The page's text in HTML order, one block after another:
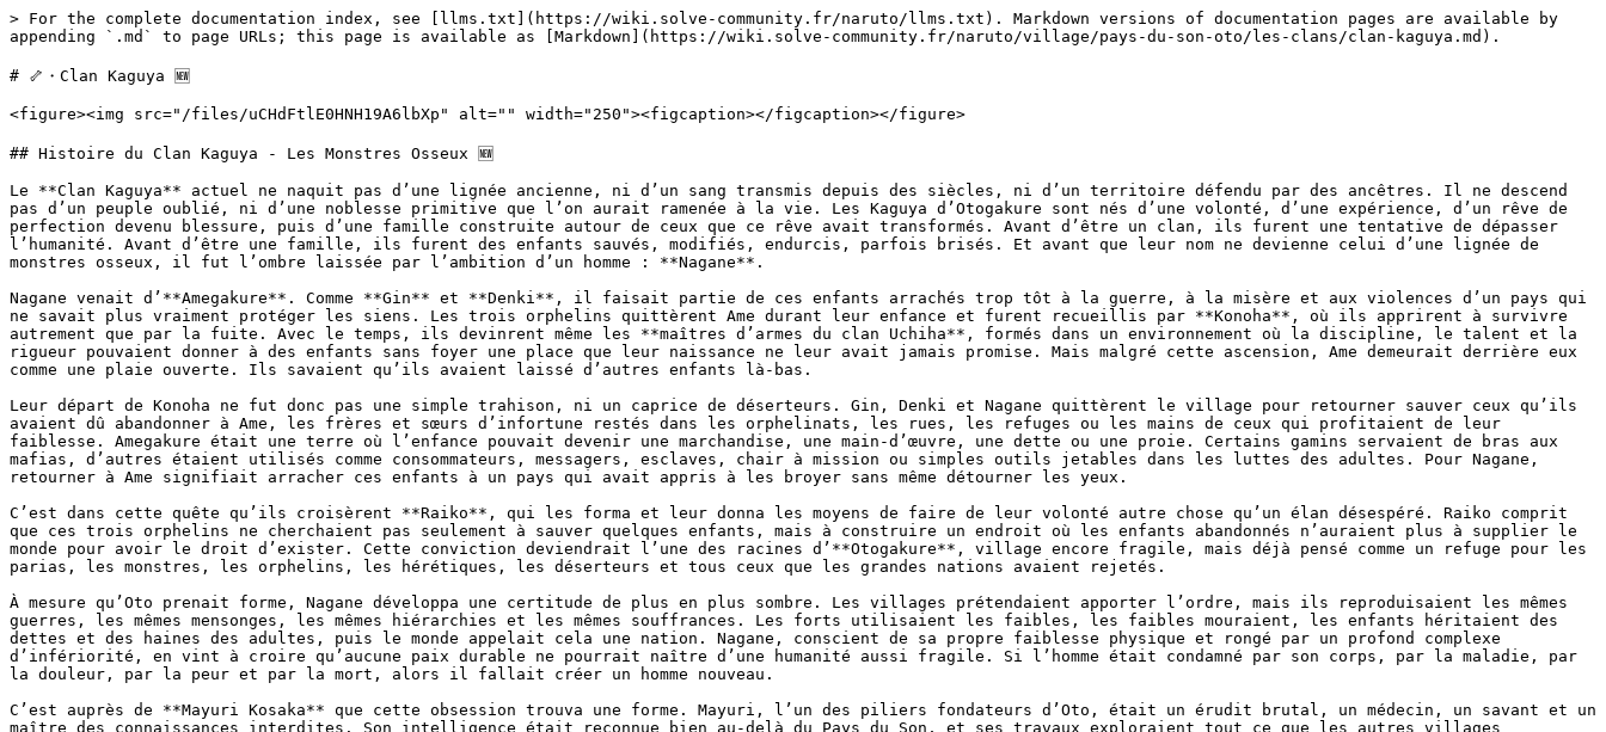
> For the complete documentation index, see [llms.txt](https://wiki.solve-community.fr/naruto/llms.txt). Markdown versions of documentation pages are available by appending `.md` to page URLs; this page is available as [Markdown](https://wiki.solve-community.fr/naruto/village/pays-du-son-oto/les-clans/clan-kaguya.md).

# 🦴・Clan Kaguya 🆕

<figure><img src="/files/uCHdFtlE0HNH19A6lbXp" alt="" width="250"><figcaption></figcaption></figure>

## Histoire du Clan Kaguya - Les Monstres Osseux 🆕

Le **Clan Kaguya** actuel ne naquit pas d’une lignée ancienne, ni d’un sang transmis depuis des siècles, ni d’un territoire défendu par des ancêtres. Il ne descend pas d’un peuple oublié, ni d’une noblesse primitive que l’on aurait ramenée à la vie. Les Kaguya d’Otogakure sont nés d’une volonté, d’une expérience, d’un rêve de perfection devenu blessure, puis d’une famille construite autour de ceux que ce rêve avait transformés. Avant d’être un clan, ils furent une tentative de dépasser l’humanité. Avant d’être une famille, ils furent des enfants sauvés, modifiés, endurcis, parfois brisés. Et avant que leur nom ne devienne celui d’une lignée de monstres osseux, il fut l’ombre laissée par l’ambition d’un homme : **Nagane**.

Nagane venait d’**Amegakure**. Comme **Gin** et **Denki**, il faisait partie de ces enfants arrachés trop tôt à la guerre, à la misère et aux violences d’un pays qui ne savait plus vraiment protéger les siens. Les trois orphelins quittèrent Ame durant leur enfance et furent recueillis par **Konoha**, où ils apprirent à survivre autrement que par la fuite. Avec le temps, ils devinrent même les **maîtres d’armes du clan Uchiha**, formés dans un environnement où la discipline, le talent et la rigueur pouvaient donner à des enfants sans foyer une place que leur naissance ne leur avait jamais promise. Mais malgré cette ascension, Ame demeurait derrière eux comme une plaie ouverte. Ils savaient qu’ils avaient laissé d’autres enfants là-bas.

Leur départ de Konoha ne fut donc pas une simple trahison, ni un caprice de déserteurs. Gin, Denki et Nagane quittèrent le village pour retourner sauver ceux qu’ils avaient dû abandonner à Ame, les frères et sœurs d’infortune restés dans les orphelinats, les rues, les refuges ou les mains de ceux qui profitaient de leur faiblesse. Amegakure était une terre où l’enfance pouvait devenir une marchandise, une main-d’œuvre, une dette ou une proie. Certains gamins servaient de bras aux mafias, d’autres étaient utilisés comme consommateurs, messagers, esclaves, chair à mission ou simples outils jetables dans les luttes des adultes. Pour Nagane, retourner à Ame signifiait arracher ces enfants à un pays qui avait appris à les broyer sans même détourner les yeux.

C’est dans cette quête qu’ils croisèrent **Raiko**, qui les forma et leur donna les moyens de faire de leur volonté autre chose qu’un élan désespéré. Raiko comprit que ces trois orphelins ne cherchaient pas seulement à sauver quelques enfants, mais à construire un endroit où les enfants abandonnés n’auraient plus à supplier le monde pour avoir le droit d’exister. Cette conviction deviendrait l’une des racines d’**Otogakure**, village encore fragile, mais déjà pensé comme un refuge pour les parias, les monstres, les orphelins, les hérétiques, les déserteurs et tous ceux que les grandes nations avaient rejetés.

À mesure qu’Oto prenait forme, Nagane développa une certitude de plus en plus sombre. Les villages prétendaient apporter l’ordre, mais ils reproduisaient les mêmes guerres, les mêmes mensonges, les mêmes hiérarchies et les mêmes souffrances. Les forts utilisaient les faibles, les faibles mouraient, les enfants héritaient des dettes et des haines des adultes, puis le monde appelait cela une nation. Nagane, conscient de sa propre faiblesse physique et rongé par un profond complexe d’infériorité, en vint à croire qu’aucune paix durable ne pourrait naître d’une humanité aussi fragile. Si l’homme était condamné par son corps, par la maladie, par la douleur, par la peur et par la mort, alors il fallait créer un homme nouveau.

C’est auprès de **Mayuri Kosaka** que cette obsession trouva une forme. Mayuri, l’un des piliers fondateurs d’Oto, était un érudit brutal, un médecin, un savant et un maître des connaissances interdites. Son intelligence était reconnue bien au-delà du Pays du Son, et ses travaux exploraient tout ce que les autres villages préféraient enfermer dans le silence : les mutations, les limites du corps, les greffes, les expériences de survie, les altérations du chakra et les chemins capables de transformer un être vivant en quelque chose de plus résistant que sa nature première. Nagane se rapprocha de lui pour apprendre. Il ne voulait pas seulement recevoir de la puissance ; il voulait comprendre comment fabriquer une humanité capable de survivre au monde shinobi.

Contrairement à ce que certaines rumeurs racontèrent plus tard, Nagane commença par expérimenter sur lui-même. Son propre corps devint le premier laboratoire de son rêve. Avec l’aide de Mayuri, il chercha à renforcer ses faiblesses, à corriger ses limites, à rendre sa chair plus résistante, à stabiliser son chakra, à vaincre la douleur, la maladie et l’usure. Il voulait devenir la preuve vivante qu’un homme pouvait dépasser l’homme. Il voulait créer un modèle, une première marche vers une race humaine meilleure, plus implacable, plus saine, plus forte, capable de ne plus être broyée par les guerres que les villages entretenaient en prétendant les résoudre.

Mais les recherches ne produisirent pas l’homme parfait que Nagane espérait. Elles éveillèrent autre chose. Au lieu d’abolir la douleur, son corps apprit à la canaliser. Au lieu de supprimer la faiblesse, il fit du squelette une force nouvelle. Ses os cessèrent de n’être qu’une charpente intérieure : ils se durcirent, répondirent au chakra, croissèrent, se reformèrent, percèrent la chair et devinrent des armes vivantes. Nagane n’avait pas vaincu l’humanité. Il avait ouvert une voie étrange, monstrueuse, imparfaite, où le corps ne devenait pas invulnérable, mais capable de transformer sa structure la plus profonde en défense, en lame et en survie.

> *« Nagane voulait créer un homme sans faiblesse. Il découvrit seulement que la faiblesse pouvait pousser des os. » - Note attribuée aux premiers laboratoires d’Oto*

Convaincu d’avoir trouvé une étape décisive, Nagane voulut reproduire l’expérience sur ses disciples. La plupart acceptèrent. Ils avaient vu ce qu’il avait obtenu, ils connaissaient sa vision, et beaucoup partageaient la même haine du monde qui les avait laissés faibles, malades, abandonnés ou trop fragiles pour se défendre. Nagane ne leur promettait pas une voie douce. Il leur disait que la douleur était nécessaire, que le corps devait être forcé à évoluer, que l’avenir ne serait jamais donné à ceux qui attendaient d’être sauvés. Tous acceptèrent, sauf **Kuraichi**.

Kuraichi était différent. Vendu par son père, abandonné dans un orphelinat d’Ame, marqué par une peur maladive de la solitude, il ne cherchait pas la perfection, ni une humanité nouvelle, ni un corps capable d’écraser le monde. Il voulait une famille. Nagane, lui, voyait en lui un enfant qu’il fallait rendre assez fort pour ne plus jamais être vendu, abandonné ou brisé. Il ne comprit pas tout de suite que vouloir donner la force à quelqu’un contre sa volonté pouvait devenir une autre forme de violence. Aux yeux de Nagane, l’expérience était une arme offerte. Aux yeux de Kuraichi, elle risquait de devenir une chaîne de plus.

Pourtant, la découverte de Nagane permit aussi de sauver ceux que personne ne parvenait à sauver autrement. Parmi les orphelins ramenés d’Ame ou recueillis par Oto, certains étaient trop malades, trop faibles, trop abîmés par la faim, les sévices, la rue ou l’exploitation. Certains semblaient condamnés avant même d’avoir eu une chance de vivre. Nagane, en perfectionnant ses recherches sur les os, parvint peu à peu à renforcer des corps qui auraient dû céder, à reconstruire des structures internes trop fragiles, à offrir une résistance nouvelle à des enfants que le monde avait déjà classés parmi les pertes. Mais cette survie exigeait un prix. Il leur apprit à accepter la douleur, non comme une punition, mais comme le passage nécessaire vers une vie que leur corps ancien ne pouvait plus porter.

Petit à petit, autour de Nagane, apparurent de plus en plus d’enfants transformés, de disciples modifiés, de survivants dont les os répondaient au chakra comme les siens. Certains étaient nés des premières transmissions naturelles du pouvoir, d’autres l’avaient obtenu par l’expérience, d’autres encore avaient été sauvés d’une mort lente par cette évolution forcée. Tous portaient une part de la même marque : une ossature devenue vivante, une chair contrainte de s’adapter, une douleur fondatrice qu’ils ne pouvaient jamais oublier. Ainsi, sans que Nagane l’ait d’abord voulu sous cette forme, un groupe se forma autour de lui.

Sa haine du monde shinobi atteignit alors son sommet. Nagane ne voulait plus seulement sauver des enfants ou corriger des faiblesses individuelles. Il voulait transformer le système lui-même. Il voyait dans ses disciples la preuve qu’une autre humanité pouvait naître à Oto, une humanité forgée non par le sang des grands clans, mais par la volonté, la science, la douleur et l’évolution. C’est à ce moment qu’il fonda le **Clan Kaguya**, en s’inspirant d’un livre qu’il avait lu lorsqu’il apprenait encore à lire dans le domaine Uchiha : l’histoire de **Kagaya**, la danseuse brisée de **L’Épine en Fleur, Danse du Lotus**.

Ce nom n’était pas innocent. Pour Nagane, Kagaya incarnait une souffrance rendue noble, une transformation par la douleur, une beauté née d’un corps brisé qui, malgré tout, avait forcé le monde à la regarder. En nommant ses enfants transformés **Kaguya**, il voulait donner à leur sacrifice une dimension plus chevaleresque, plus romanesque, presque sacrée. Il voulait croire que l